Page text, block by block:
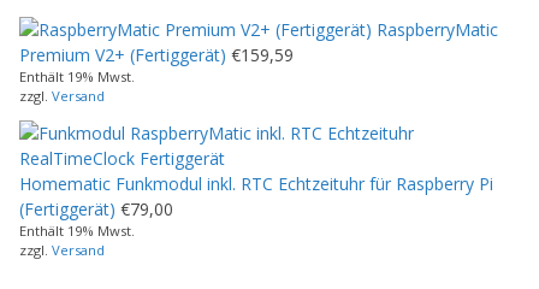
w
e
i
s
m
e
h
r
e
RaspberryMatic
Premium V2+ (Fertiggerät) €159,59
Enthält 19% Mwst.
zzgl. Versand
Homematic Funkmodul inkl. RTC Echtzeituhr für Raspberry Pi
(Fertiggerät) €79,00
Enthält 19% Mwst.
zzgl. Versand